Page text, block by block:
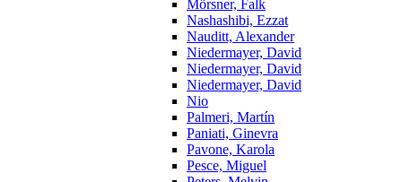
Mörsner, Falk
Nashashibi, Ezzat
Nauditt, Alexander
Niedermayer, David
Niedermayer, David
Niedermayer, David
Nio
Palmeri, Martín
Paniati, Ginevra
Pavone, Karola
Pesce, Miguel